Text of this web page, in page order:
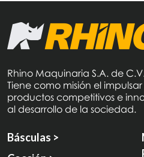
Rhino Maquinaria S.A. de C.V.
Tiene como misión el
productos competitivos e
al desarrollo de la sociedad.
Básculas >